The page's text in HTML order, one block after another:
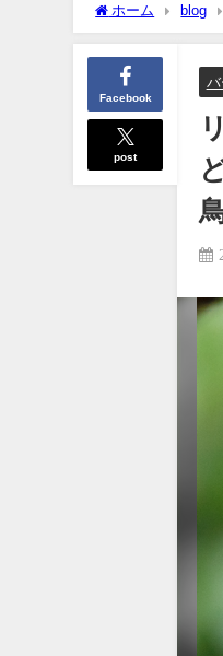
ホーム blog
リ等など大雨、悪
Facebook
post